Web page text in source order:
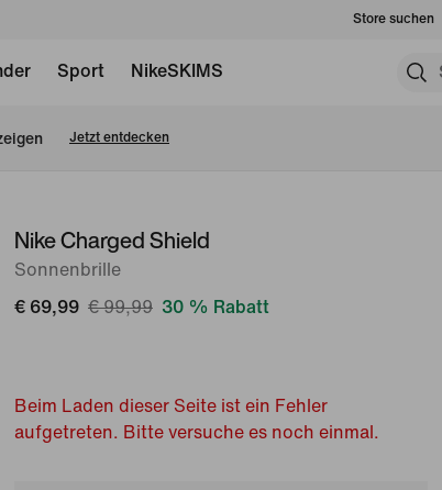
Store suchen
Sport NikeSKIMS
Jetzt entdecken
1
Nike Charged Shield
Sonnenbrille
€ 69,99 € 99,99 30 % Rabatt
Beim Laden dieser Seite ist ein Fehler
aufgetreten. Bitte versuche es noch einmal.